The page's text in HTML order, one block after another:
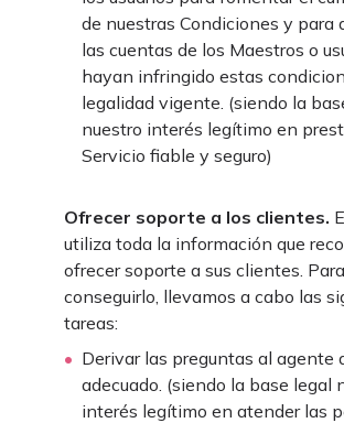
de nuestras Condiciones y para
las cuentas de los Maestros o
hayan infringido estas
legalidad vigente. (siendo la
nuestro interés legítimo en
Servicio fiable y seguro)
Ofrecer soporte a los clientes.
utiliza toda la información que
ofrecer soporte a sus clientes. Para
conseguirlo, llevamos a cabo las
tareas:
Derivar las preguntas al agente
adecuado. (siendo la base legal
interés legítimo en atender las